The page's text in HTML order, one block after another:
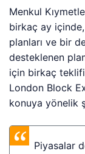
Menkul
birkaç ay
planları ve bir
desteklenen
için birkaç
London Block
konuya yönelik
Piyasalar